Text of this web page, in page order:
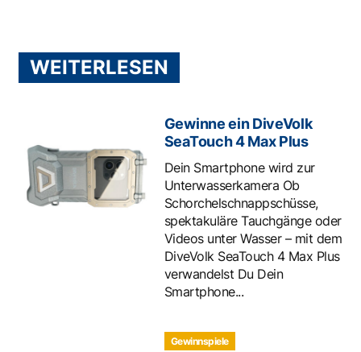
WEITERLESEN
Gewinne ein DiveVolk
SeaTouch 4 Max Plus
Dein Smartphone wird zur
Unterwasserkamera Ob
Schorchelschnappschüsse,
spektakuläre Tauchgänge oder
Videos unter Wasser – mit dem
DiveVolk SeaTouch 4 Max Plus
verwandelst Du Dein
Smartphone...
Gewinnspiele